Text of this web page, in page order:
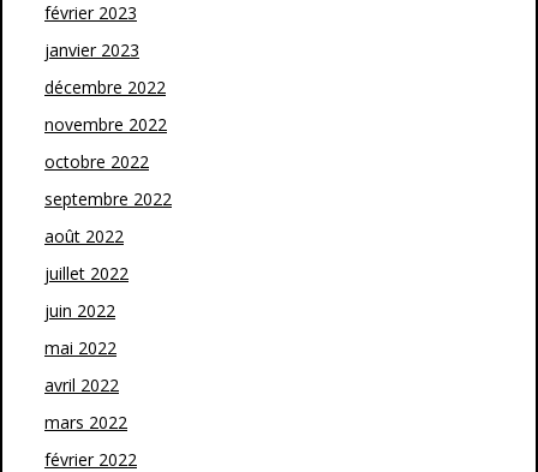
février 2023
janvier 2023
décembre 2022
novembre 2022
octobre 2022
septembre 2022
août 2022
juillet 2022
juin 2022
mai 2022
avril 2022
mars 2022
février 2022